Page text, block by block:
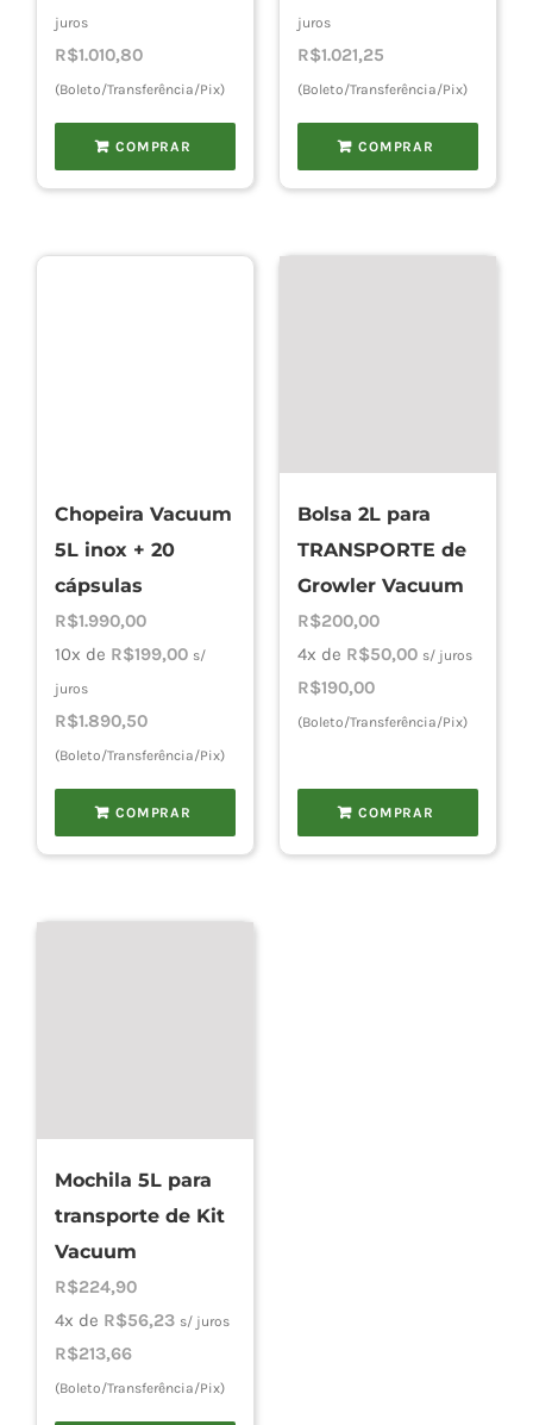
juros
R$1.010,80
(Boleto/Transferência/Pix)
COMPRAR
juros
R$1.021,25
(Boleto/Transferência/Pix)
COMPRAR
Chopeira Vacuum
5L inox + 20
cápsulas
R$1.990,00
10x de R$199,00 s/
juros
R$1.890,50
(Boleto/Transferência/Pix)
COMPRAR
Bolsa 2L para
TRANSPORTE de
Growler Vacuum
R$200,00
4x de R$50,00 s/ juros
R$190,00
(Boleto/Transferência/Pix)
COMPRAR
Mochila 5L para
transporte de Kit
Vacuum
R$224,90
4x de R$56,23 s/ juros
R$213,66
(Boleto/Transferência/Pix)